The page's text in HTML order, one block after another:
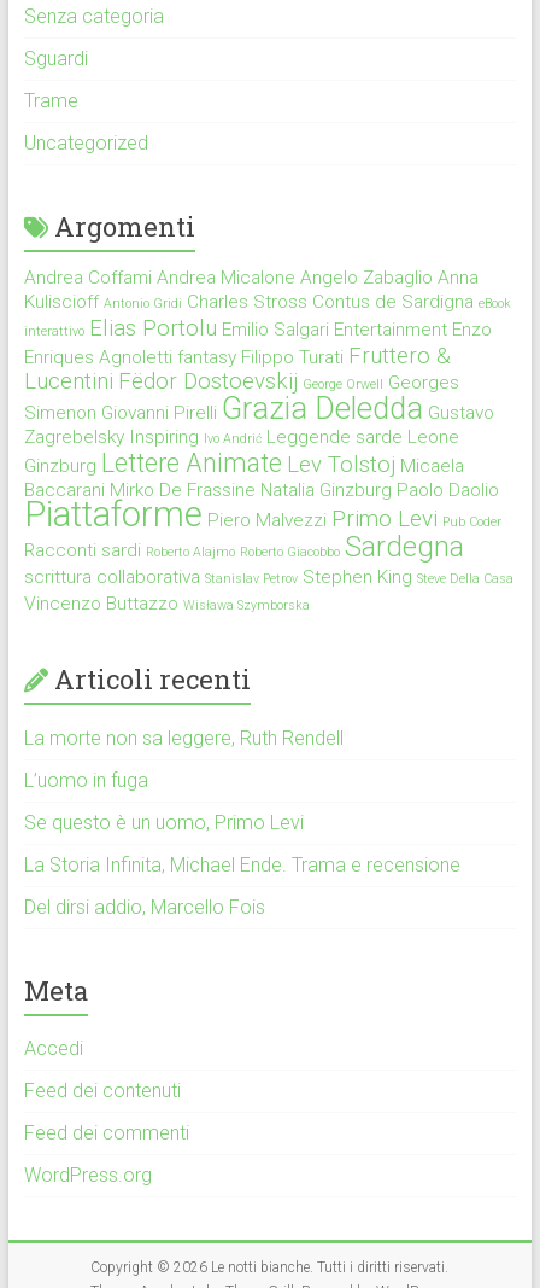
Senza categoria
Sguardi
Trame
Uncategorized
Argomenti
Andrea Coffami Andrea Micalone Angelo Zabaglio Anna
Kuliscioff Antonio Gridi Charles Stross Contus de Sardigna eBook
interattivo Elias Portolu Emilio Salgari Entertainment Enzo
Enriques Agnoletti fantasy Filippo Turati Fruttero &
Lucentini Fëdor Dostoevskij George Orwell
Georges
Simenon Giovanni Pirelli Grazia Deledda Gustavo
Zagrebelsky Inspiring Ivo Andrić Leggende sarde Leone
Ginzburg Lettere Animate Lev Tolstoj Micaela
Baccarani Mirko De Frassine Natalia Ginzburg Paolo Daolio
Piattaforme Piero Malvezzi Primo Levi Pub Coder
Racconti sardi Roberto Alajmo Roberto Giacobbo Sardegna
scrittura collaborativa Stanislav Petrov Stephen King Steve Della Casa
Vincenzo Buttazzo Wisława Szymborska
Articoli recenti
La morte non sa leggere, Ruth Rendell
L’uomo in fuga
Se questo è un uomo, Primo Levi
La Storia Infinita, Michael Ende. Trama e recensione
Del dirsi addio, Marcello Fois
Meta
Accedi
Feed dei contenuti
Feed dei commenti
WordPress.org
Copyright © 2026 Le notti bianche. Tutti i diritti riservati.